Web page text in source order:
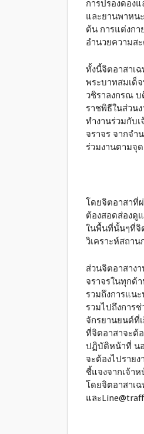
การปรองดอง
และยานพาหน
ต้น การแต่งก
อำนวยความส
ทั้งนี้จิตอาสาเ
พระบาทสมเด็
วชิราลงกรณ บ
ราชพิธีในส่วน
ทำงานร่วมกับ
จราจร จากจำ
ร่วมงานตามจุด
โดยจิตอาสาที่
ต้องสอดส่องดู
ในพื้นที่นั้นๆที่จิ
วิเคราะห์สถา
ส่วนจิตอาสาง
จราจรในทุกด้
รวมถึงการแน
รวมไปถึงการ
จักรยานยนต์ที่
ที่จิตอาสาจะต้
ปฏิบัติหน้าที่ นอ
จะต้องไปราย
ชี้แจงจากเจ้า
โดยจิตอาสาเ
และ